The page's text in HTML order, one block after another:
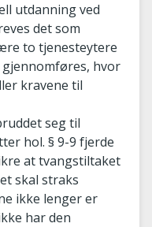
utdanning ved
det som
to tjenesteytere
hvor
kravene til
seg til
hol. § 9-9 fjerde
at tvangstiltaket
skal straks
ikke lenger er
har den